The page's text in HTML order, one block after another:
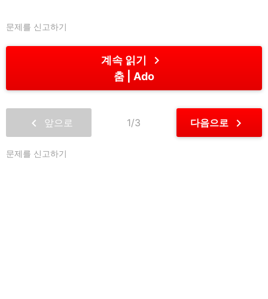
문제를 신고하기
계속 읽기 chevron_right
춤 Ado
chevron_left 앞으로 1/3 다음으로 chevron_right
문제를 신고하기